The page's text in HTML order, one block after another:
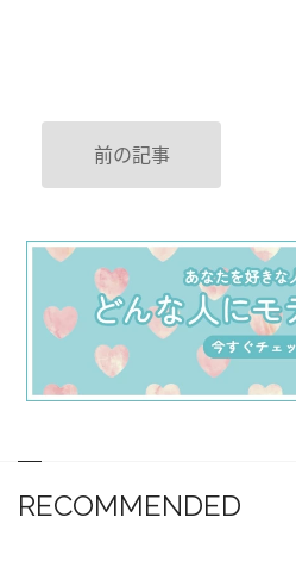
前の記事
RECOMMENDED